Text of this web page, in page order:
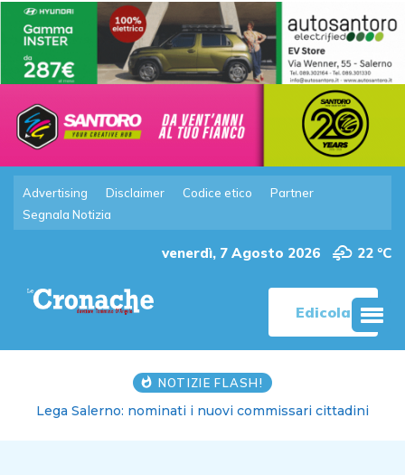
Advertising Disclaimer Codice etico
Partner
Segnala Notizia
venerdì, 7 Agosto 2026 22 °C
Edicola
NOTIZIE FLASH!
Lega Salerno: nominati i nuovi commissari cittadini